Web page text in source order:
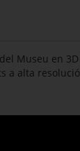
Museu en
a alta resolució